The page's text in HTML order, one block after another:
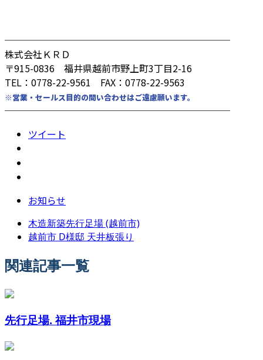
────────────────────────
株式会社ＫＲＤ
〒915-0836 福井県越前市野上町3丁目2-16
TEL：0778-22-9561 FAX：0778-22-9563
※営業・セールス目的の問い合わせはご遠慮願います。
────────────────────────
ツイート
お知らせ
木造新築先行足場 (越前市)
越前市 D様邸 天井板張り
関連記事一覧
先行足場. 福井市現場